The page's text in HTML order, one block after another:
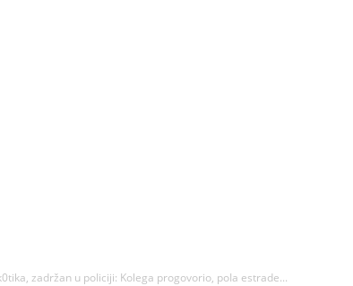
zadržan u poIiciji: Kolega progovorio, poIa estrade...